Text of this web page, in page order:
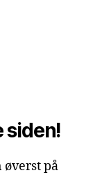
siden!
øverst på